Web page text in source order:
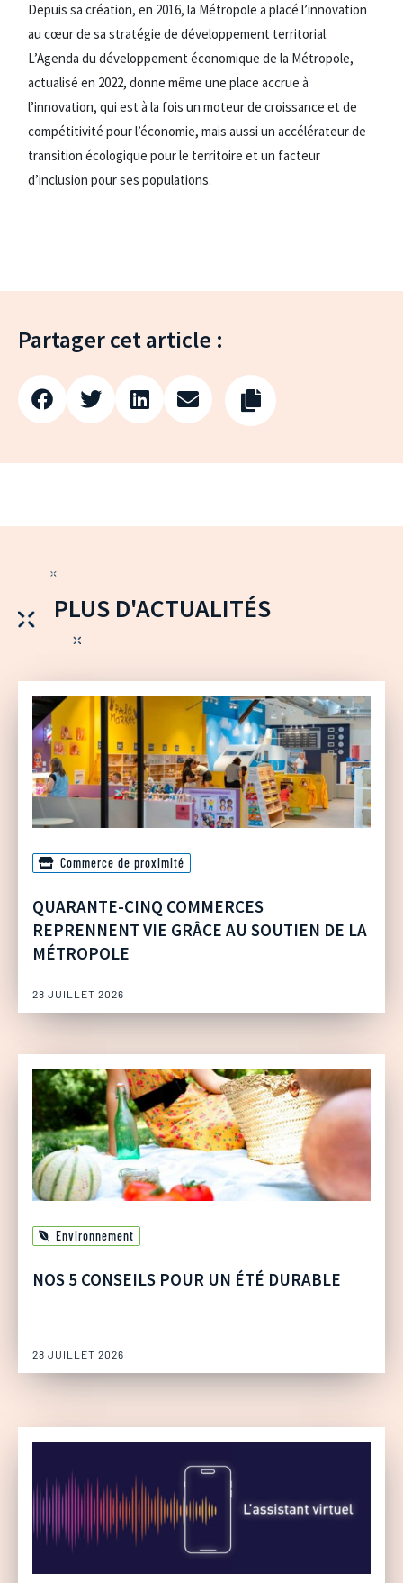
Depuis sa création, en 2016, la Métropole a placé l’innovation
au cœur de sa stratégie de développement territorial.
L’Agenda du développement économique de la Métropole,
actualisé en 2022, donne même une place accrue à
l’innovation, qui est à la fois un moteur de croissance et de
compétitivité pour l’économie, mais aussi un accélérateur de
transition écologique pour le territoire et un facteur
d’inclusion pour ses populations.
Partager cet article :
PLUS D'ACTUALITÉS
Commerce de proximité
QUARANTE-CINQ COMMERCES
REPRENNENT VIE GRÂCE AU SOUTIEN DE LA
MÉTROPOLE
28 JUILLET 2026
Environnement
NOS 5 CONSEILS POUR UN ÉTÉ DURABLE
28 JUILLET 2026